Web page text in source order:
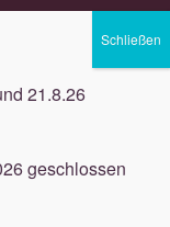
öffnen
21.8.26
geschlossen